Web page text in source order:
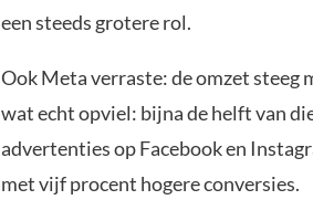
een steeds grotere rol.
Ook Meta verraste: de omzet steeg
wat echt opviel: bijna de helft van
advertenties op Facebook en
met vijf procent hogere conversies.